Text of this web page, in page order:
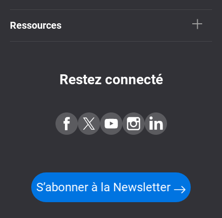
Ressources
Restez connecté
S’abonner à la Newsletter